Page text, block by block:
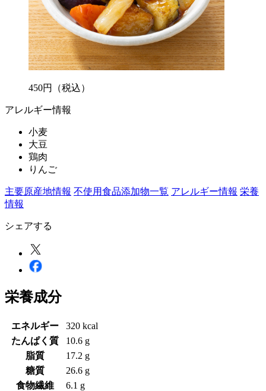
450円 （税込）
アレルギー情報
小麦
大豆
鶏肉
りんご
主要原産地情報 不使用食品添加物一覧 アレルギー情報 栄養
情報
シェアする
栄養成分
エネルギー
320 kcal
たんぱく質
10.6 g
脂質
17.2 g
糖質
26.6 g
食物繊維
6.1 g